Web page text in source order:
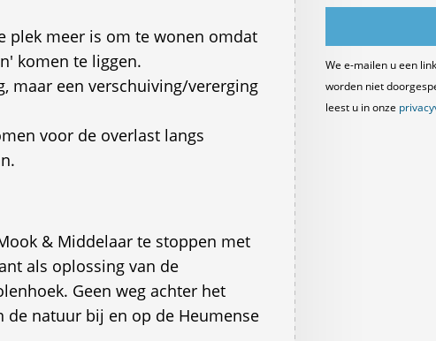
plek meer is om te wonen omdat
komen te liggen.
maar een verschuiving/vererging
voor de overlast langs
& Middelaar te stoppen met
als oplossing van de
Geen weg achter het
de natuur bij en op de Heumense
We e-mailen u een
worden niet
leest u in onze